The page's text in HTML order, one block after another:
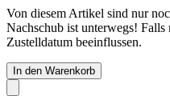
Von diesem Artikel sind nur
Nachschub ist unterwegs!
Zustelldatum beeinflussen.
In den Warenkorb